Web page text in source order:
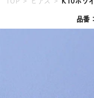
品番